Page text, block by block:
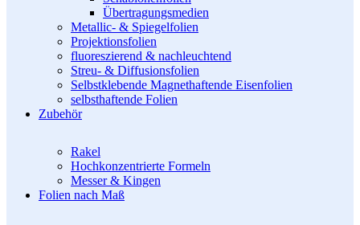
Übertragungsmedien
Metallic- & Spiegelfolien
Projektionsfolien
fluoreszierend & nachleuchtend
Streu- & Diffusionsfolien
Selbstklebende Magnethaftende Eisenfolien
selbsthaftende Folien
Zubehör
Rakel
Hochkonzentrierte Formeln
Messer & Kingen
Folien nach Maß